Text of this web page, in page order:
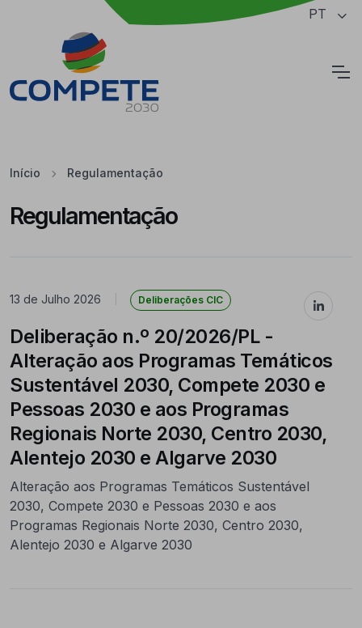
Saltar para o conteúdo principal da página PT
Início Regulamentação
Regulamentação
Regulamentação
13 de Julho 2026 Deliberações CIC
Deliberação n.º 20/2026/PL -
Alteração aos Programas Temáticos
Sustentável 2030, Compete 2030 e
Pessoas 2030 e aos Programas
Regionais Norte 2030, Centro 2030,
Alentejo 2030 e Algarve 2030
Alteração aos Programas Temáticos Sustentável
2030, Compete 2030 e Pessoas 2030 e aos
Programas Regionais Norte 2030, Centro 2030,
Alentejo 2030 e Algarve 2030